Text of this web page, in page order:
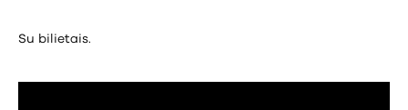
Su bilietais.